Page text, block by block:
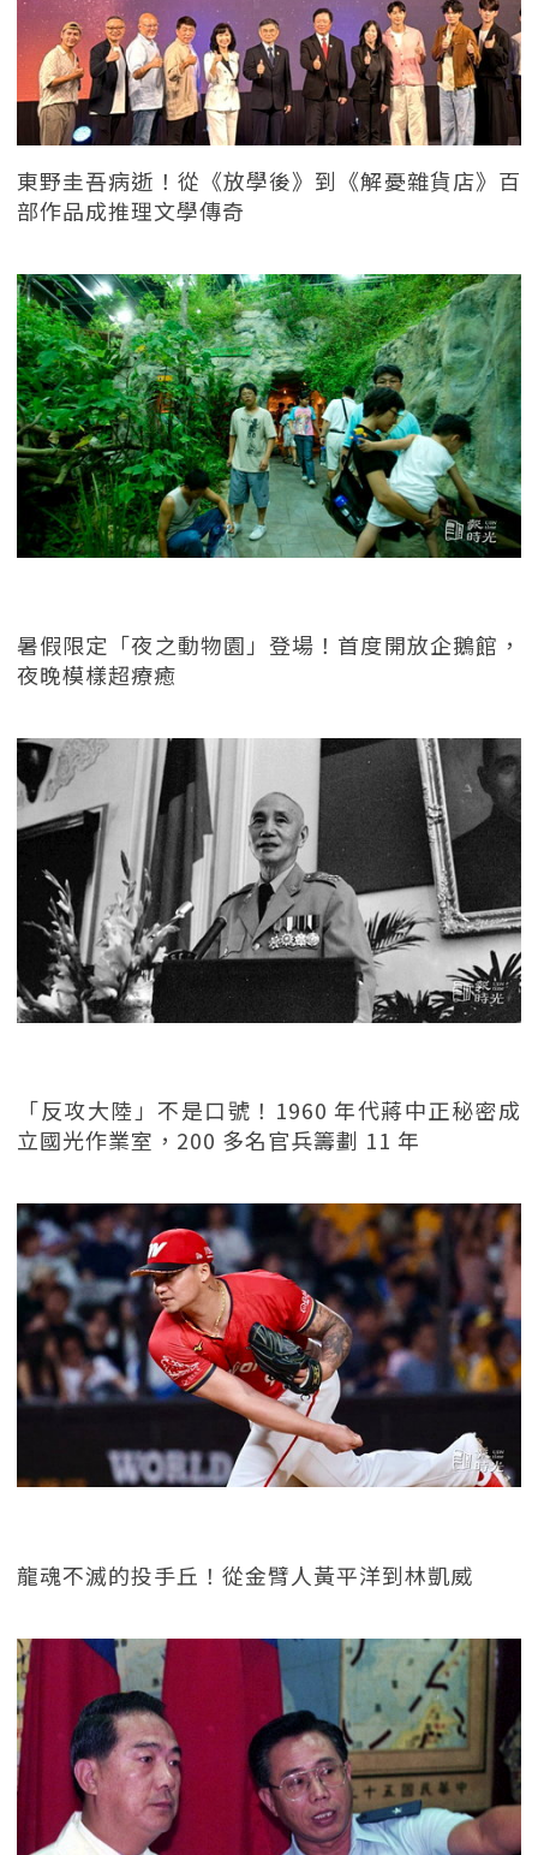
東野圭吾病逝！從《放學後》到《解憂雜貨店》百
部作品成推理文學傳奇
暑假限定「夜之動物園」登場！首度開放企鵝館，
夜晚模樣超療癒
「反攻大陸」不是口號！1960 年代蔣中正秘密成
立國光作業室，200 多名官兵籌劃 11 年
龍魂不滅的投手丘！從金臂人黃平洋到林凱威